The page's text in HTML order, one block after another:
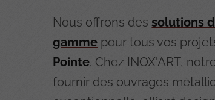
Nous offrons dessolutions
gamme pour tous vos
Pointe. Chez INOX'ART,
fournir des ouvrages